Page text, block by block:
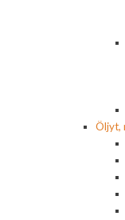
Öljyt,